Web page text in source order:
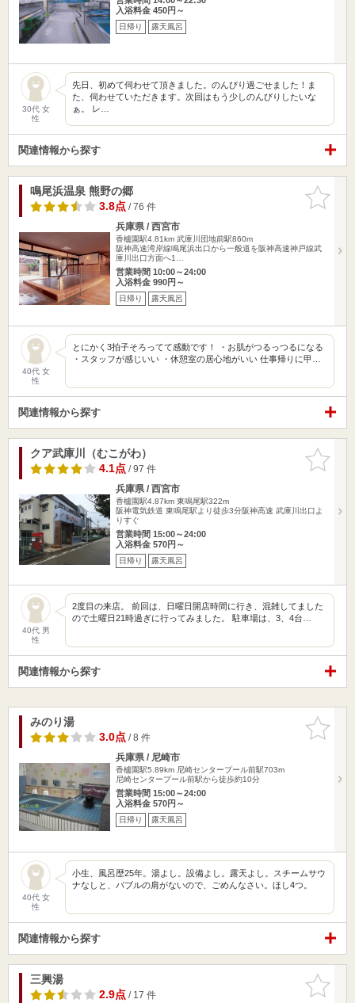
入浴料金 450円～
日帰り 露天風呂
30代 女
性
先日、初めて伺わせて頂きました。のんびり過ごせました！ま
た、伺わせていただきます。次回はもう少しのんびりしたいな
ぁ。 レ…
関連情報から探す
お気に入
りに追加
鳴尾浜温泉 熊野の郷
3.8点/ 76 件
兵庫県 / 西宮市
香櫨園駅4.81km 武庫川団地前駅860m
阪神高速湾岸線鳴尾浜出口から一般道を阪神高速神戸線武
庫川出口方面へ1…
営業時間 10:00～24:00
入浴料金 990円～
日帰り 露天風呂
40代 女
性
とにかく3拍子そろってて感動です！ ・お肌がつるっつるになる
・スタッフが感じいい ・休憩室の居心地がいい 仕事帰りに甲…
関連情報から探す
お気に入
りに追加
クア武庫川（むこがわ）
4.1点/ 97 件
兵庫県 / 西宮市
香櫨園駅4.87km 東鳴尾駅322m
阪神電気鉄道 東鳴尾駅より徒歩3分阪神高速 武庫川出口よ
りすぐ
営業時間 15:00～24:00
入浴料金 570円～
日帰り 露天風呂
40代 男
性
2度目の来店。 前回は、日曜日開店時間に行き、混雑してました
ので土曜日21時過ぎに行ってみました。 駐車場は、3、4台…
関連情報から探す
お気に入
りに追加
みのり湯
3.0点/ 8 件
兵庫県 / 尼崎市
香櫨園駅5.89km 尼崎センタープール前駅703m
尼崎センタープール前駅から徒歩約10分
営業時間 15:00～24:00
入浴料金 570円～
日帰り 露天風呂
40代 女
性
小生、風呂歴25年。湯よし。設備よし。露天よし。スチームサウ
ナなしと、バブルの肩がないので、ごめんなさい。ほし4つ。
関連情報から探す
お気に入
りに追加
三興湯
2.9点/ 17 件